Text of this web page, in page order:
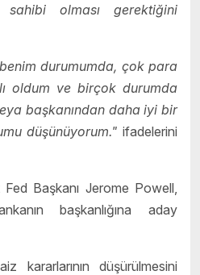
olması gerektiğini
durumumda, çok para
oldum ve birçok durumda
başkanından daha iyi bir
düşünüyorum." ifadelerini
Başkanı Jerome Powell,
başkanlığına aday
kararlarının düşürülmesini